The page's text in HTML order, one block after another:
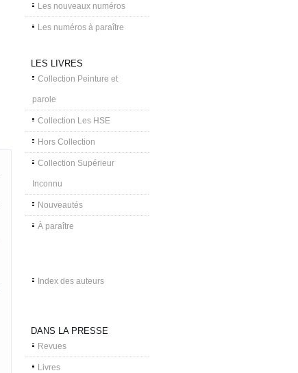
Les nouveaux numéros
Les numéros à paraître
LES LIVRES
Collection Peinture et
parole
Collection Les HSE
Hors Collection
Collection Supérieur
Inconnu
Nouveautés
À paraître
Index des auteurs
DANS LA PRESSE
Revues
Livres